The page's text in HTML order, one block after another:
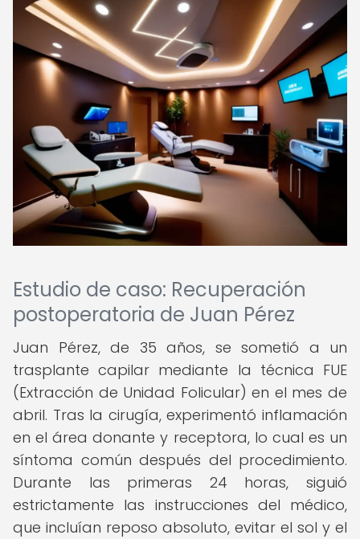
Estudio de caso: Recuperación
postoperatoria de Juan Pérez
Juan Pérez, de 35 años, se sometió a un
trasplante capilar mediante la técnica FUE
(Extracción de Unidad Folicular) en el mes de
abril. Tras la cirugía, experimentó inflamación
en el área donante y receptora, lo cual es un
síntoma común después del procedimiento.
Durante las primeras 24 horas, siguió
estrictamente las instrucciones del médico,
que incluían reposo absoluto, evitar el sol y el